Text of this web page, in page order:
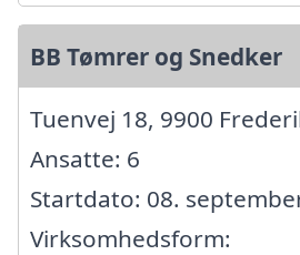
BB Tømrer og Snedker
Tuenvej 18, 9900
Ansatte: 6
Startdato: 08.
Virksomhedsform: